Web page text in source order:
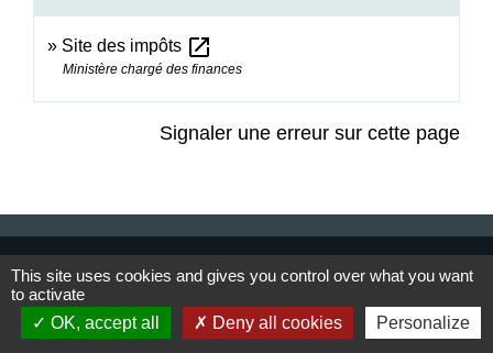
Site des impôts open_in_new
Ministère chargé des finances
Signaler une erreur sur cette page
Contact & Horaires
Commune de Gillonnay
Place de la Mairie
This site uses cookies and gives you control over what you want
to activate
OK, accept all
Deny all cookies Personalize